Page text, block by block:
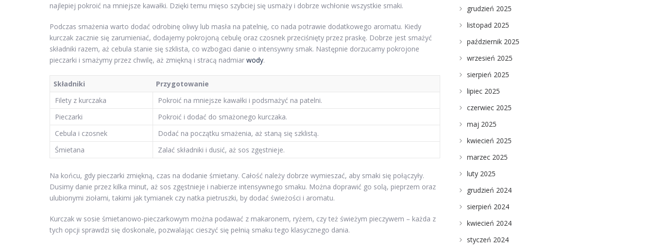
najlepiej pokroić na mniejsze kawałki. Dzięki temu mięso szybciej się usmaży i dobrze wchłonie wszystkie smaki.
Podczas smażenia warto dodać odrobinę oliwy lub masła na patelnię, co nada potrawie dodatkowego aromatu. Kiedy
kurczak zacznie się zarumieniać, dodajemy pokrojoną cebulę oraz czosnek przeciśnięty przez praskę. Dobrze jest smażyć
składniki razem, aż cebula stanie się szklista, co wzbogaci danie o intensywny smak. Następnie dorzucamy pokrojone
pieczarki i smażymy przez chwilę, aż zmiękną i stracą nadmiar wody.
Składniki
Przygotowanie
Filety z kurczaka
Pokroić na mniejsze kawałki i podsmażyć na patelni.
Pieczarki
Pokroić i dodać do smażonego kurczaka.
Cebula i czosnek
Dodać na początku smażenia, aż staną się szklistą.
Śmietana
Zalać składniki i dusić, aż sos zgęstnieje.
Na końcu, gdy pieczarki zmiękną, czas na dodanie śmietany. Całość należy dobrze wymieszać, aby smaki się połączyły.
Dusimy danie przez kilka minut, aż sos zgęstnieje i nabierze intensywnego smaku. Można doprawić go solą, pieprzem oraz
ulubionymi ziołami, takimi jak tymianek czy natka pietruszki, by dodać świeżości i aromatu.
Kurczak w sosie śmietanowo-pieczarkowym można podawać z makaronem, ryżem, czy też świeżym pieczywem – każda z
tych opcji sprawdzi się doskonale, pozwalając cieszyć się pełnią smaku tego klasycznego dania.
grudzień 2025
listopad 2025
październik 2025
wrzesień 2025
sierpień 2025
lipiec 2025
czerwiec 2025
maj 2025
kwiecień 2025
marzec 2025
luty 2025
grudzień 2024
sierpień 2024
kwiecień 2024
styczeń 2024